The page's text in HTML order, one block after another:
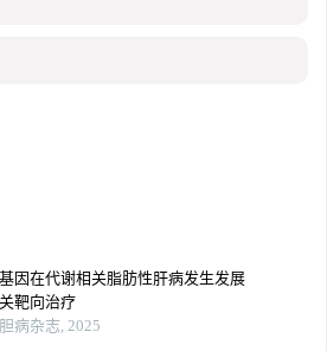
因在代谢相关脂肪性肝病发生发展
靶向治疗
病杂志, 2025